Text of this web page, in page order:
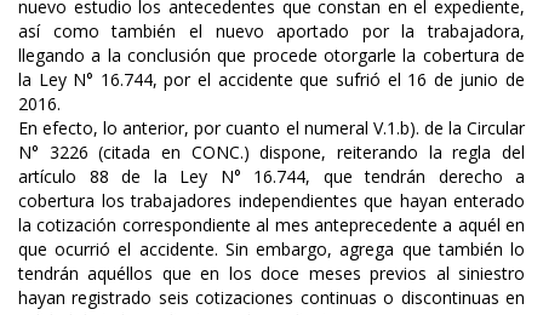
nuevo estudio los antecedentes que constan en el expediente,
así como también el nuevo aportado por la trabajadora,
llegando a la conclusión que procede otorgarle la cobertura de
la Ley N° 16.744, por el accidente que sufrió el 16 de junio de
2016.
En efecto, lo anterior, por cuanto el numeral V.1.b). de la Circular
N° 3226 (citada en CONC.) dispone, reiterando la regla del
artículo 88 de la Ley N° 16.744, que tendrán derecho a
cobertura los trabajadores independientes que hayan enterado
la cotización correspondiente al mes anteprecedente a aquél en
que ocurrió el accidente. Sin embargo, agrega que también lo
tendrán aquéllos que en los doce meses previos al siniestro
hayan registrado seis cotizaciones continuas o discontinuas en